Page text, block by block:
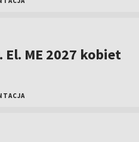
El. ME 2027 kobiet